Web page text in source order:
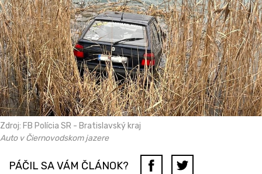
Zdroj: FB Polícia SR - Bratislavský kraj
Auto v Čiernovodskom jazere
PÁČIL SA VÁM ČLÁNOK?